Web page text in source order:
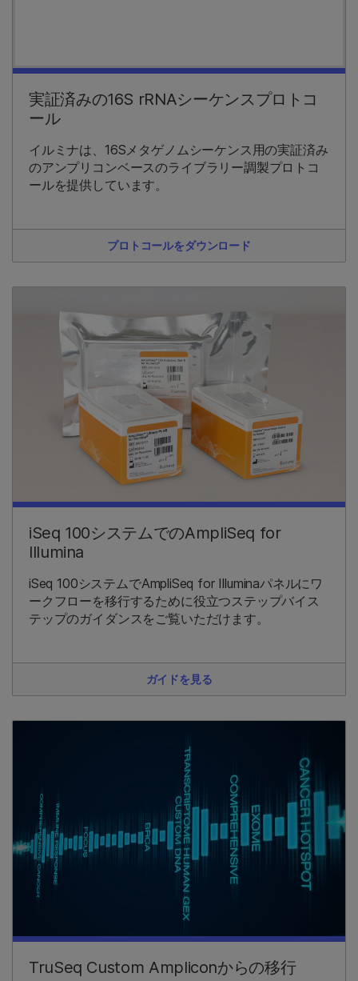
実証済みの16S rRNAシーケンスプロトコ
ール
イルミナは、16Sメタゲノムシーケンス用の実証済み
のアンプリコンベースのライブラリー調製プロトコ
ールを提供しています。
プロトコールをダウンロード
iSeq 100システムでのAmpliSeq for
Illumina
iSeq 100システムでAmpliSeq for Illuminaパネルにワ
ークフローを移行するために役立つステップバイス
テップのガイダンスをご覧いただけます。
ガイドを見る
TruSeq Custom Ampliconからの移行